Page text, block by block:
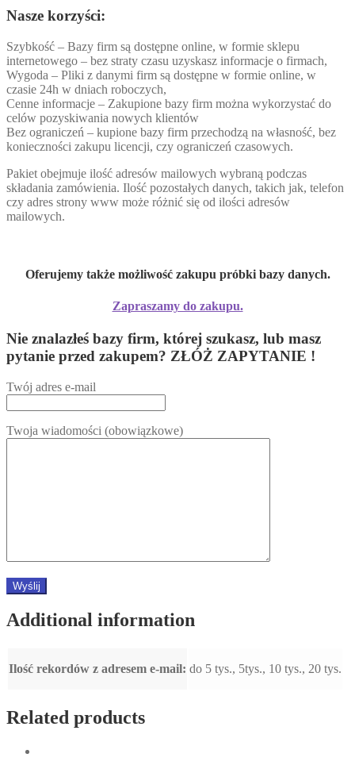
Nasze korzyści:
Szybkość – Bazy firm są dostępne online, w formie sklepu
internetowego – bez straty czasu uzyskasz informacje o firmach,
Wygoda – Pliki z danymi firm są dostępne w formie online, w
czasie 24h w dniach roboczych,
Cenne informacje – Zakupione bazy firm można wykorzystać do
celów pozyskiwania nowych klientów
Bez ograniczeń – kupione bazy firm przechodzą na własność, bez
konieczności zakupu licencji, czy ograniczeń czasowych.
Pakiet obejmuje ilość adresów mailowych wybraną podczas
składania zamówienia. Ilość pozostałych danych, takich jak, telefon
czy adres strony www może różnić się od ilości adresów
mailowych.
Oferujemy także możliwość zakupu próbki bazy danych.
Zapraszamy do zakupu.
Nie znalazłeś bazy firm, której szukasz, lub masz
pytanie przed zakupem? ZŁÓŻ ZAPYTANIE !
Twój adres e-mail
Twoja wiadomości (obowiązkowe)
Additional information
Ilość rekordów z adresem e-mail: do 5 tys., 5tys., 10 tys., 20 tys.
Related products